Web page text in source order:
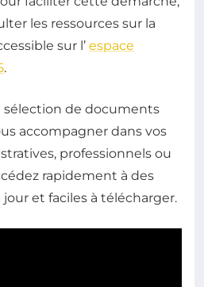
les ressources sur la
sur l’ espace
.